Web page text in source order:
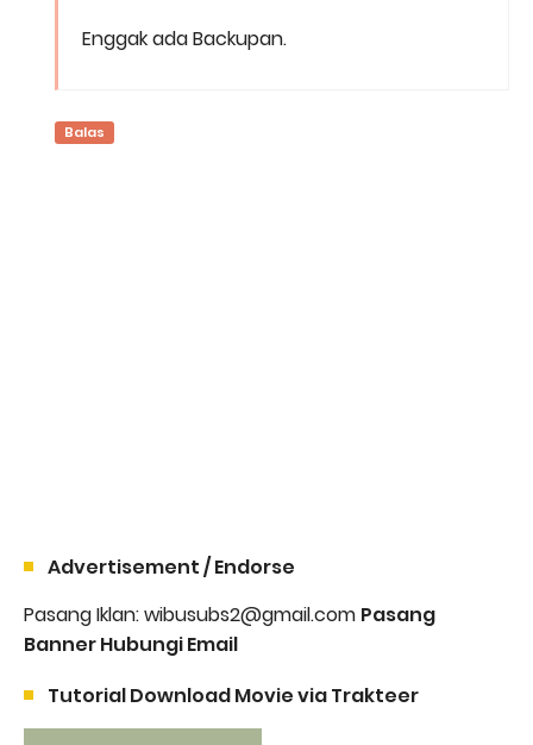
Enggak ada Backupan.
Balas
Advertisement / Endorse
Pasang Iklan: wibusubs2@gmail.com Pasang
Banner Hubungi Email
Tutorial Download Movie via Trakteer